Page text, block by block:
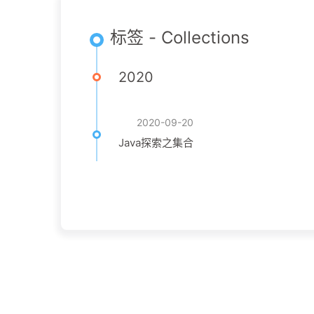
标签 - Collections
2020
2020-09-20
Java探索之集合